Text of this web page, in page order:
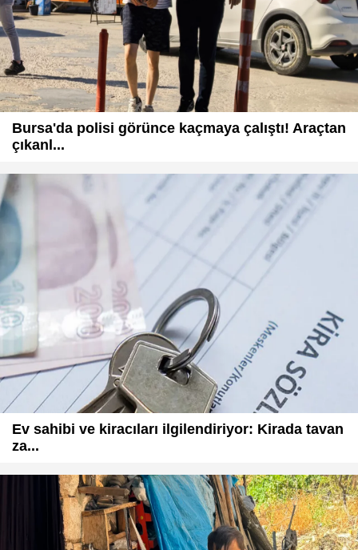
Bursa'da polisi görünce kaçmaya çalıştı! Araçtan
çıkanl...
Ev sahibi ve kiracıları ilgilendiriyor: Kirada tavan
za...